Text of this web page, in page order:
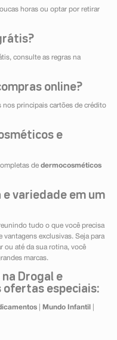
horas ou optar por retirar
consulte as regras na
online?
nos principais cartões de crédito
e
de dermocosméticos
e variedade em um
tudo o que você precisa
vantagens exclusivas. Seja para
ou até da sua rotina, você
marcas.
Drogal e
ofertas especiais:
| Mundo Infantil